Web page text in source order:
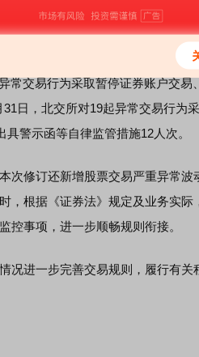
曾出现过离奇炒作现象，从近期
交所披露，2025年下半年至2026年
月24日至2月27日期间，北交所就对
常交易行为采取暂停证券账户交易
日，北交所对19起异常交易行为
警示函等自律监管措施12人次。
修订还新增股票交易严重异常波
，根据《证券法》规定及业务实际
控事项，进一步顺畅规则衔接。
进一步完善交易规则，履行有关
了解北交所知识 做理性投资者